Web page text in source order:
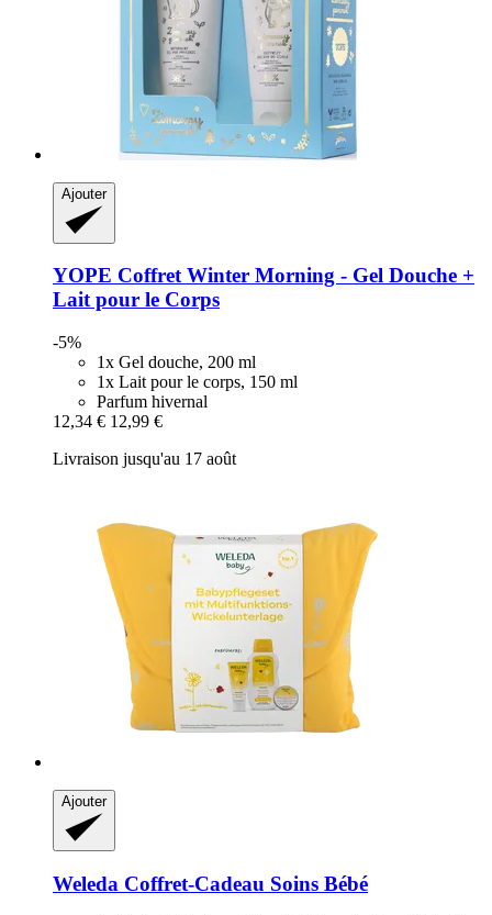
Ajouter
YOPE Coffret Winter Morning -​ Gel Douche +
Lait pour le Corps
-5%
1x Gel douche, 200 ml
1x Lait pour le corps, 150 ml
Parfum hivernal
12,34 € 12,99 €
Livraison jusqu'au 17 août
Ajouter
Weleda Coffret-​Cadeau Soins Bébé